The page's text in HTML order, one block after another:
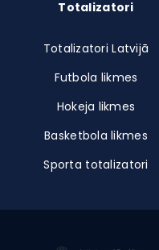
Totalizatori
Totalizatori Latvijā
Futbola likmes
Hokeja likmes
Basketbola likmes
Sporta totalizatori